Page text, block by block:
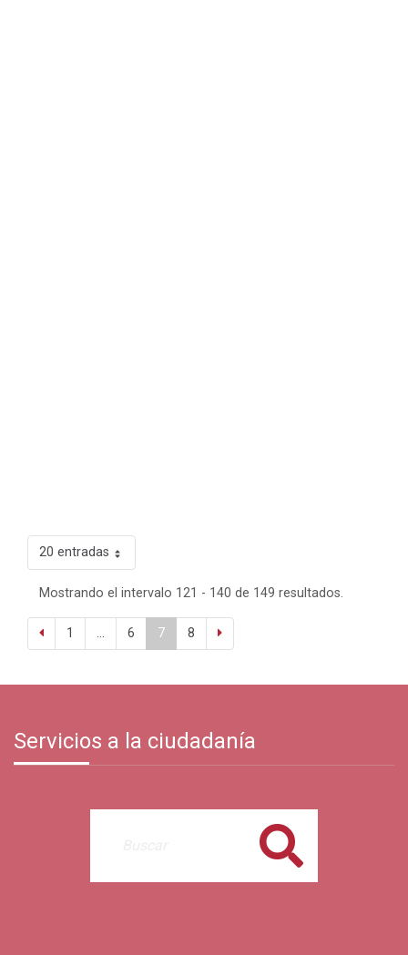
20 entradas
Mostrando el intervalo 121 - 140 de 149 resultados.
1 ... 6 7 8
Servicios a la ciudadanía
Buscar